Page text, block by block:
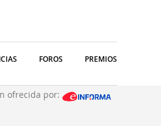
FOROS PREMIOS
ofrecida por: